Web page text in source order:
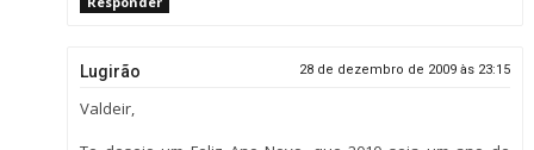
Lugirão 28 de dezembro de 2009 às 23:15
Valdeir,